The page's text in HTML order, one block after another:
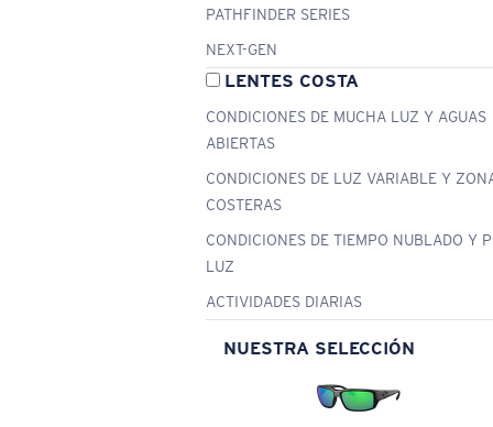
PATHFINDER SERIES
NEXT-GEN
LENTES COSTA
CONDICIONES DE MUCHA LUZ Y AGUAS
ABIERTAS
CONDICIONES DE LUZ VARIABLE Y
COSTERAS
CONDICIONES DE TIEMPO NUBLADO Y
LUZ
ACTIVIDADES DIARIAS
NUESTRA SELECCIÓN